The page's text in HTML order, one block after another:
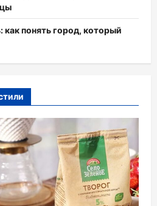
понять город, который